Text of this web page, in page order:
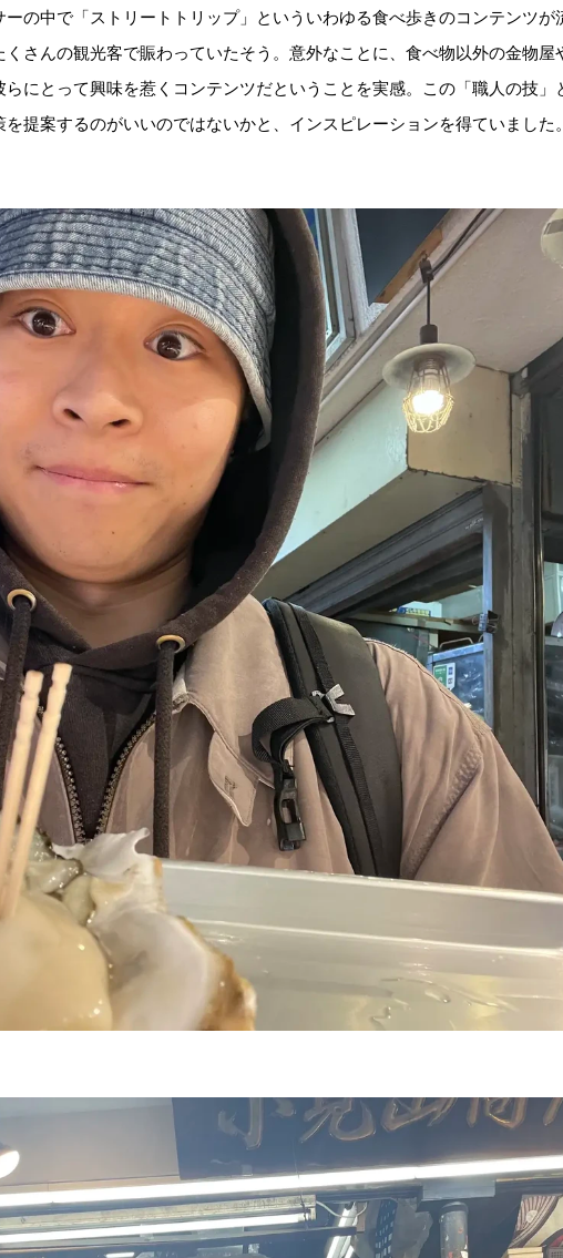
の中で「ストリートトリップ」といういわゆる食べ歩きのコンテンツが
さんの観光客で賑わっていたそう。意外なことに、食べ物以外の金物屋
にとって興味を惹くコンテンツだということを実感。この「職人の技」
提案するのがいいのではないかと、インスピレーションを得ていました。